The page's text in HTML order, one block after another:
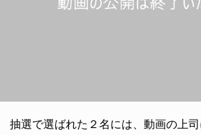
抽選で選ばれた２名には、動画の上